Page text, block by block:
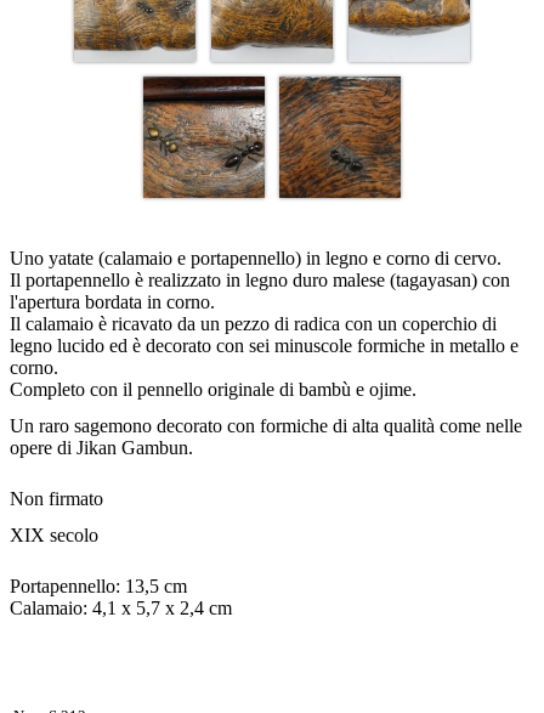
Uno yatate (calamaio e portapennello) in legno e corno di cervo.
Il portapennello è realizzato in legno duro malese (tagayasan) con
l'apertura bordata in corno.
Il calamaio è ricavato da un pezzo di radica con un coperchio di
legno lucido ed è decorato con sei minuscole formiche in metallo e
corno.
Completo con il pennello originale di bambù e ojime.
Un raro sagemono decorato con formiche di alta qualità come nelle
opere di Jikan Gambun.
Non firmato
XIX secolo
Portapennello: 13,5 cm
Calamaio: 4,1 x 5,7 x 2,4 cm